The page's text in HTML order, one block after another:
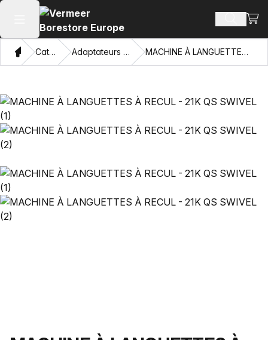
Ouvrir le menu principal
Voir
Domicile
Catalogue Adaptateurs et œillets tirants MACHINE À LANGUETTES À RECUL - 21K QS SWIVEL